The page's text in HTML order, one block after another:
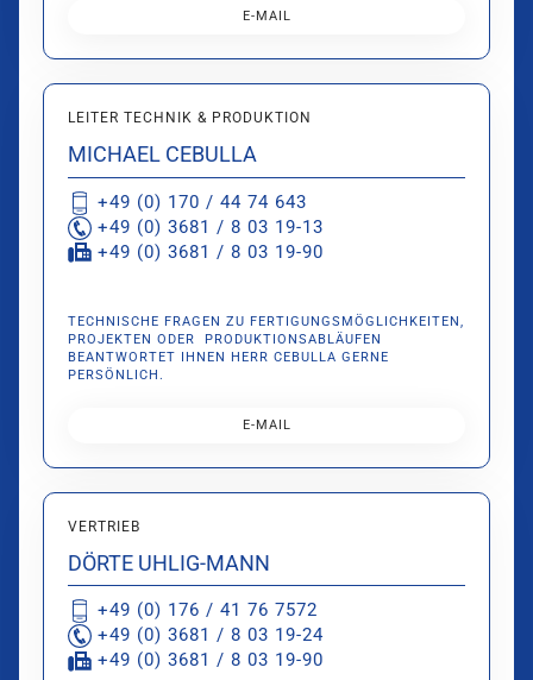
E-MAIL
LEITER TECHNIK & PRODUKTION
MICHAEL CEBULLA
+49 (0) 170 / 44 74 643
+49 (0) 3681 / 8 03 19-13
+49 (0) 3681 / 8 03 19-90
TECHNISCHE FRAGEN ZU FERTIGUNGSMÖGLICHKEITEN,
PROJEKTEN ODER PRODUKTIONSABLÄUFEN
BEANTWORTET IHNEN HERR CEBULLA GERNE
PERSÖNLICH.
E-MAIL
VERTRIEB
DÖRTE UHLIG-MANN
+49 (0) 176 / 41 76 7572
+49 (0) 3681 / 8 03 19-24
+49 (0) 3681 / 8 03 19-90